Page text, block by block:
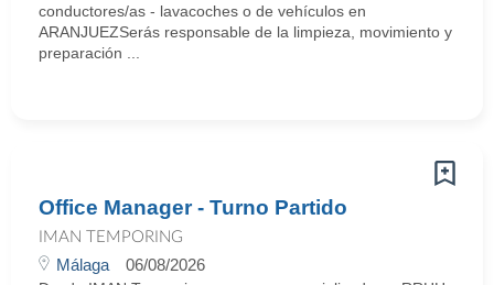
conductores/as - lavacoches o de vehículos en
ARANJUEZSerás responsable de la limpieza, movimiento y
preparación ...
Office Manager - Turno Partido
IMAN TEMPORING
Málaga 06/08/2026